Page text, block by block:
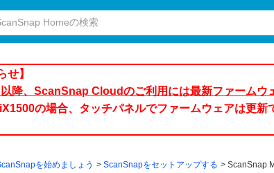
せ】
降、ScanSnap Cloudのご利用には最新ファームウ
の場合、タッチパネルでファームウェアは更
を始めましょう ScanSnapをセットアップする ScanSnap